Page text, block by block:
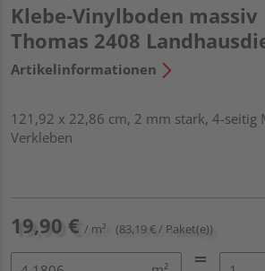
Klebe-Vinylboden massiv
Thomas 2408
Artikelinformationen
121,92 x 22,86 cm, 2 mm stark, 4-seitig
Verkleben
19,90 € / m² (83,19 € / Paket(e))